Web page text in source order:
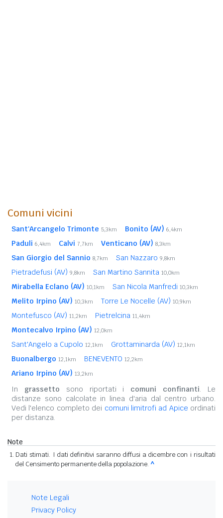
Comuni vicini
Sant'Arcangelo Trimonte 5,3km Bonito (AV) 6,4km
Paduli 6,4km Calvi 7,7km Venticano (AV) 8,3km
San Giorgio del Sannio 8,7km San Nazzaro 9,8km
Pietradefusi (AV) 9,8km San Martino Sannita 10,0km
Mirabella Eclano (AV) 10,1km San Nicola Manfredi 10,3km
Melito Irpino (AV) 10,3km Torre Le Nocelle (AV) 10,9km
Montefusco (AV) 11,2km Pietrelcina 11,4km
Montecalvo Irpino (AV) 12,0km
Sant'Angelo a Cupolo 12,1km Grottaminarda (AV) 12,1km
Buonalbergo 12,1km BENEVENTO 12,2km
Ariano Irpino (AV) 13,2km
In grassetto sono riportati i comuni confinanti. Le
distanze sono calcolate in linea d'aria dal centro urbano.
Vedi l'elenco completo dei comuni limitrofi ad Apice ordinati
per distanza.
Note
Dati stimati. I dati definitivi saranno diffusi a dicembre con i risultati
del Censimento permanente della popolazione. ^
Note Legali
Privacy Policy